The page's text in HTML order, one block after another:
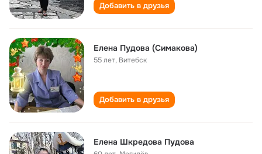
Добавить в друзья
Елена Пудова (Симакова)
55 лет, Витебск
Добавить в друзья
Елена Шкредова Пудова